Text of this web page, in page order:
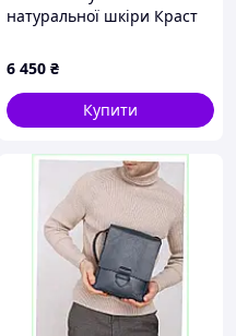
натуральної шкіри Краст
6 450 ₴
Купити